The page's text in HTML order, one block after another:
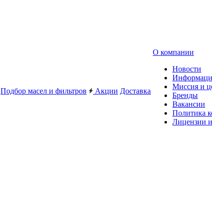
Подбор масел и фильтров Акции Доставка
О компании
Новости
Миссия и
Бренды
Вакансии
Политика
Лицензии